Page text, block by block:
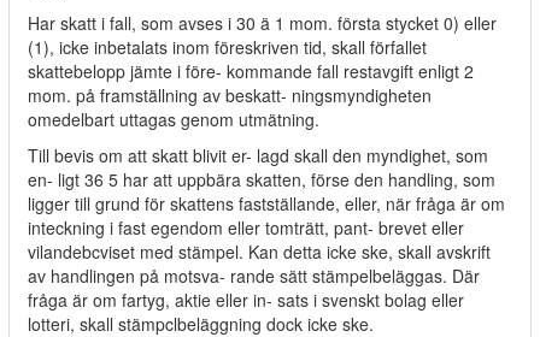
Har skatt i fall, som avses i 30 ä 1 mom. första stycket 0) eller
(1), icke inbetalats inom föreskriven tid, skall förfallet
skattebelopp jämte i före- kommande fall restavgift enligt 2
mom. på framställning av beskatt- ningsmyndigheten
omedelbart uttagas genom utmätning.
Till bevis om att skatt blivit er- lagd skall den myndighet, som
en- ligt 36 5 har att uppbära skatten, förse den handling, som
ligger till grund för skattens fastställande, eller, när fråga är om
inteckning i fast egendom eller tomträtt, pant- brevet eller
vilandebcviset med stämpel. Kan detta icke ske, skall avskrift
av handlingen på motsva- rande sätt stämpelbeläggas. Där
fråga är om fartyg, aktie eller in- sats i svenskt bolag eller
lotteri, skall stämpclbeläggning dock icke ske.